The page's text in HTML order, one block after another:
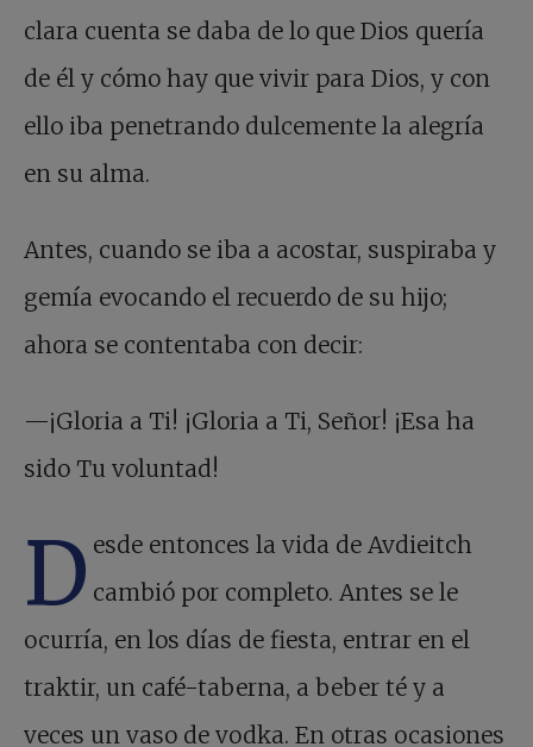
clara cuenta se daba de lo que Dios quería
de él y cómo hay que vivir para Dios, y con
ello iba penetrando dulcemente la alegría
en su alma.
Antes, cuando se iba a acostar, suspiraba y
gemía evocando el recuerdo de su hijo;
ahora se contentaba con decir:
—¡Gloria a Ti! ¡Gloria a Ti, Señor! ¡Esa ha
sido Tu voluntad!
D esde entonces la vida de Avdieitch
cambió por completo. Antes se le
ocurría, en los días de fiesta, entrar en el
traktir, un café-taberna, a beber té y a
veces un vaso de vodka. En otras ocasiones